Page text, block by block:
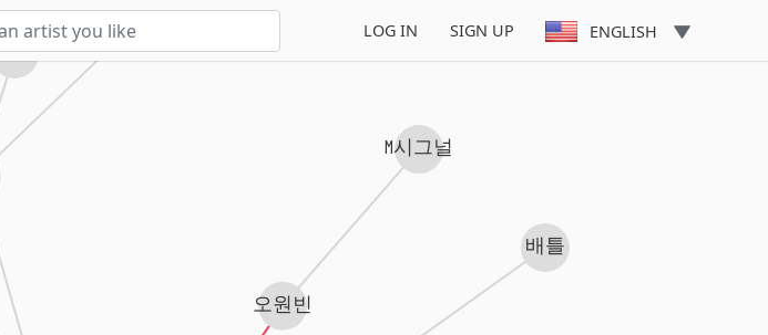
LOG IN SIGN UP ENGLISH
오원빈
배틀
M시그널
M4M